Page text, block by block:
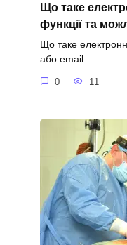
Що таке
функції та
Що таке
або email
0 11